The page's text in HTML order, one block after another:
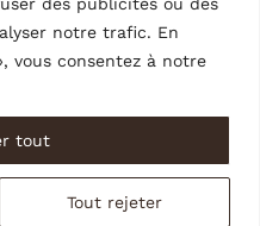
notre trafic. En
vous consentez à notre
Tout rejeter
tout